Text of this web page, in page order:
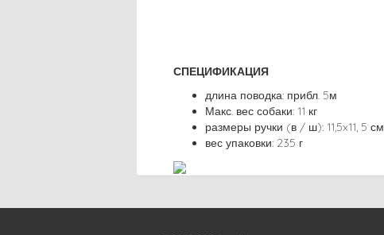
СПЕЦИФИКАЦИЯ
длина поводка: прибл. 5м
Макс. вес собаки: 11 кг
размеры ручки (в / ш): 11,5x11, 5 см
вес упаковки: 235 г